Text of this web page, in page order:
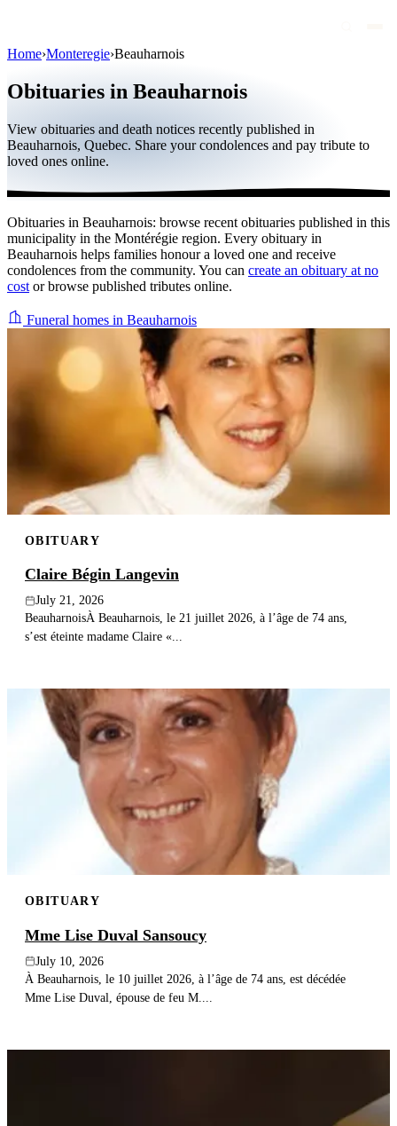
Public figures
Quebec
Canada
International
By region
By city
Publish an obituary
Home›Monteregie›Beauharnois
Obituaries in Beauharnois
View obituaries and death notices recently published in
Beauharnois, Quebec. Share your condolences and pay tribute to
loved ones online.
Obituaries in Beauharnois: browse recent obituaries published in this
municipality in the Montérégie region. Every obituary in
Beauharnois helps families honour a loved one and receive
condolences from the community. You can create an obituary at no
cost or browse published tributes online.
Funeral homes in Beauharnois
OBITUARY
Claire Bégin Langevin
July 21, 2026
BeauharnoisÀ Beauharnois, le 21 juillet 2026, à l’âge de 74 ans,
s’est éteinte madame Claire «...
OBITUARY
Mme Lise Duval Sansoucy
July 10, 2026
À Beauharnois, le 10 juillet 2026, à l’âge de 74 ans, est décédée
Mme Lise Duval, épouse de feu M....